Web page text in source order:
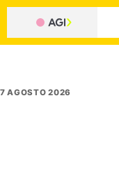
7 AGOSTO 2026